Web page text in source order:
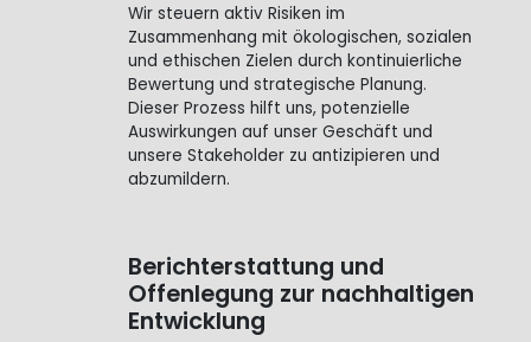
Wir steuern aktiv Risiken im
Zusammenhang mit ökologischen, sozialen
und ethischen Zielen durch kontinuierliche
Bewertung und strategische Planung.
Dieser Prozess hilft uns, potenzielle
Auswirkungen auf unser Geschäft und
unsere Stakeholder zu antizipieren und
abzumildern.
Berichterstattung und
Offenlegung zur nachhaltigen
Entwicklung